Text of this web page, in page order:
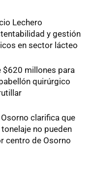
Lechero
y gestión
en sector lácteo
$620 millones para
quirúrgico
clarifica que
no pueden
centro de Osorno